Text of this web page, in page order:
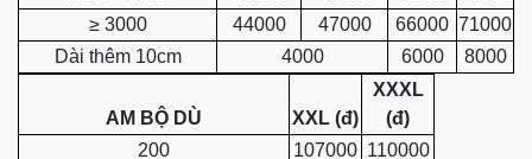
≥ 3000
44000 47000 66000 71000
Dài thêm 10cm
4000 6000 8000
AM BỘ DÙ XXL (đ)
XXXL
(đ)
200
107000 110000